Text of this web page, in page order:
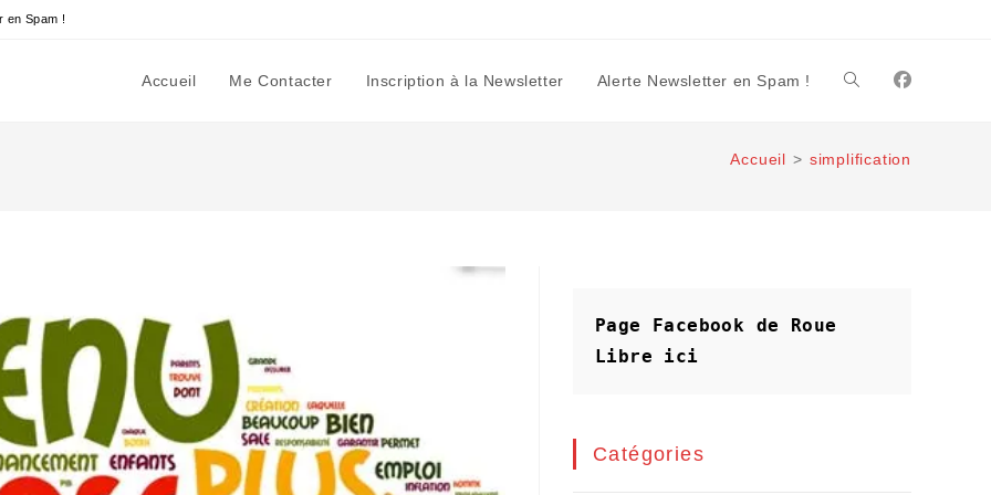
en Spam !
Accueil Me Contacter Inscription à la Newsletter Alerte Newsletter en Spam ! Toggle
website
Accueil > simplification
Page Facebook de Roue
Libre
ici
Catégories